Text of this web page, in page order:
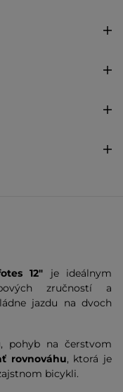
12" je ideálnym
zručností a
jazdu na dvoch
pohyb na čerstvom
rovnováhu, ktorá je
bicykli.